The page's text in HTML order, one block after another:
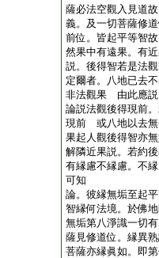
薩必法空觀入見道
義。及一切菩薩修
前位。皆起平等智
然果中有遠果。有
説。後得智若是法
定爾者。八地已去
非法觀果 由此應説
論説法觀後得現前
現前 或八地以去無
果起人觀後得智亦
解隣近果説。若約
有縁慮不縁慮。不
可知
論。彼縁無垢至起
智縁何法境。於佛
無垢第八淨識一切
薩見修道位。縁異
菩薩亦縁眞如。即